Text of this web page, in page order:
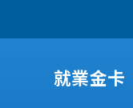
就業金卡